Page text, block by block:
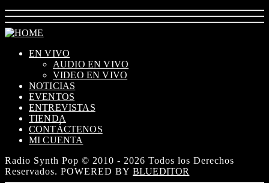
EN VIVO
AUDIO EN VIVO
VIDEO EN VIVO
NOTICIAS
EVENTOS
ENTREVISTAS
TIENDA
CONTÁCTENOS
MI CUENTA
Radio Synth Pop © 2010 - 2026 Todos los Derechos
Reservados. POWERED BY BLUEDITOR